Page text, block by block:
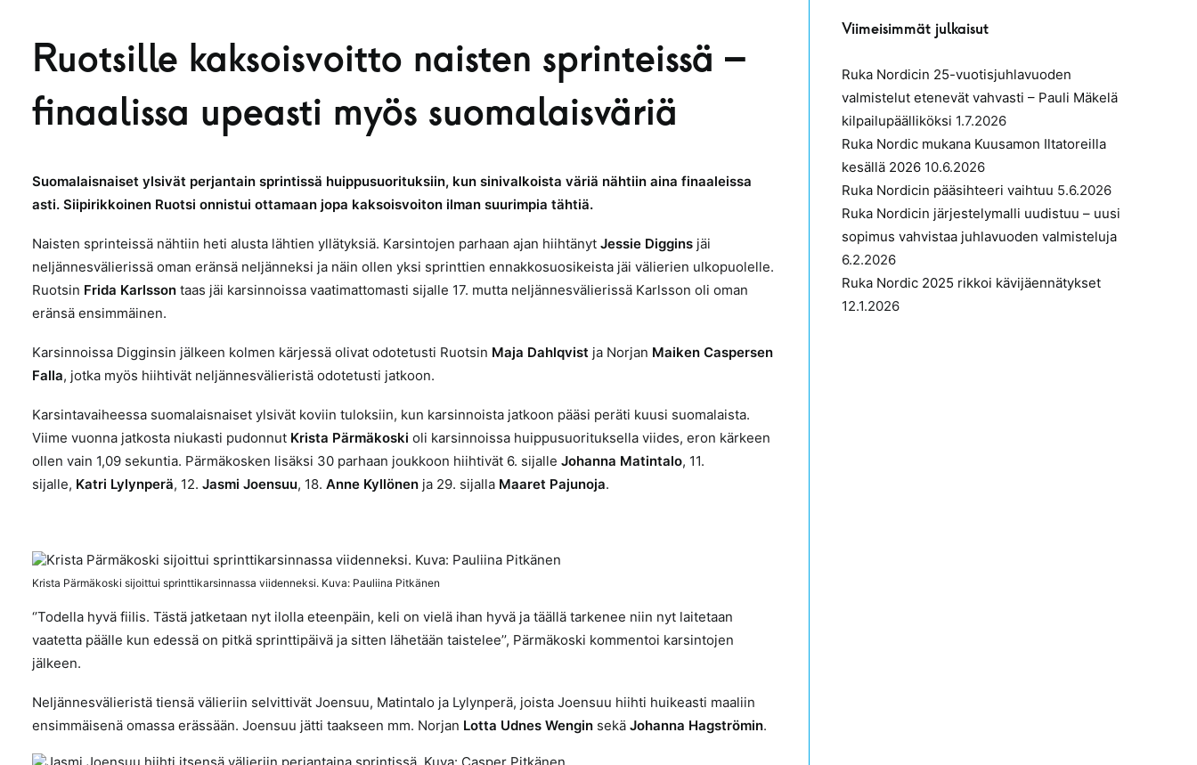
Ruotsille kaksoisvoitto naisten sprinteissä –
finaalissa upeasti myös suomalaisväriä
Suomalaisnaiset ylsivät perjantain sprintissä huippusuorituksiin, kun sinivalkoista väriä nähtiin aina finaaleissa
asti. Siipirikkoinen Ruotsi onnistui ottamaan jopa kaksoisvoiton ilman suurimpia tähtiä.
Naisten sprinteissä nähtiin heti alusta lähtien yllätyksiä. Karsintojen parhaan ajan hiihtänyt Jessie Diggins jäi
neljännesvälierissä oman eränsä neljänneksi ja näin ollen yksi sprinttien ennakkosuosikeista jäi välierien ulkopuolelle.
Ruotsin Frida Karlsson taas jäi karsinnoissa vaatimattomasti sijalle 17. mutta neljännesvälierissä Karlsson oli oman
eränsä ensimmäinen.
Karsinnoissa Digginsin jälkeen kolmen kärjessä olivat odotetusti Ruotsin Maja Dahlqvist ja Norjan Maiken Caspersen
Falla, jotka myös hiihtivät neljännesvälieristä odotetusti jatkoon.
Karsintavaiheessa suomalaisnaiset ylsivät koviin tuloksiin, kun karsinnoista jatkoon pääsi peräti kuusi suomalaista.
Viime vuonna jatkosta niukasti pudonnut Krista Pärmäkoski oli karsinnoissa huippusuorituksella viides, eron kärkeen
ollen vain 1,09 sekuntia. Pärmäkosken lisäksi 30 parhaan joukkoon hiihtivät 6. sijalle Johanna Matintalo, 11.
sijalle, Katri Lylynperä, 12. Jasmi Joensuu, 18. Anne Kyllönen ja 29. sijalla Maaret Pajunoja.
Krista Pärmäkoski sijoittui sprinttikarsinnassa viidenneksi. Kuva: Pauliina Pitkänen
‘’Todella hyvä fiilis. Tästä jatketaan nyt ilolla eteenpäin, keli on vielä ihan hyvä ja täällä tarkenee niin nyt laitetaan
vaatetta päälle kun edessä on pitkä sprinttipäivä ja sitten lähetään taistelee’’, Pärmäkoski kommentoi karsintojen
jälkeen.
Neljännesvälieristä tiensä välieriin selvittivät Joensuu, Matintalo ja Lylynperä, joista Joensuu hiihti huikeasti maaliin
ensimmäisenä omassa erässään. Joensuu jätti taakseen mm. Norjan Lotta Udnes Wengin sekä Johanna Hagströmin.
Viimeisimmät julkaisut
Ruka Nordicin 25-vuotisjuhlavuoden
valmistelut etenevät vahvasti – Pauli Mäkelä
kilpailupäälliköksi 1.7.2026
Ruka Nordic mukana Kuusamon Iltatoreilla
kesällä 2026 10.6.2026
Ruka Nordicin pääsihteeri vaihtuu 5.6.2026
Ruka Nordicin järjestelymalli uudistuu – uusi
sopimus vahvistaa juhlavuoden valmisteluja
6.2.2026
Ruka Nordic 2025 rikkoi kävijäennätykset
12.1.2026